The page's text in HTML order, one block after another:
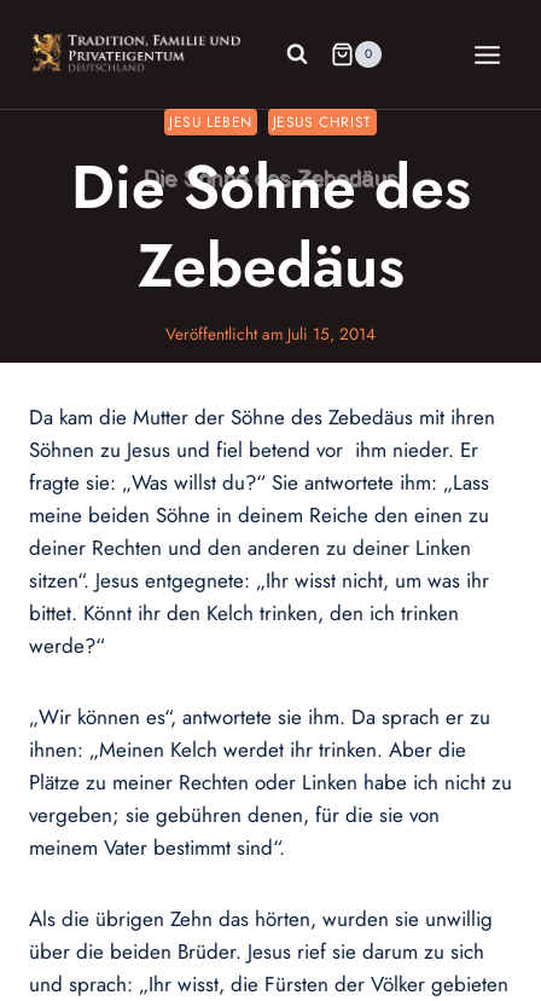
Inhalt
springen
0
JESU LEBEN JESUS CHRIST
Die Söhne des
Zebedäus
Veröffentlicht am Juli 15, 2014
Da kam die Mutter der Söhne des Zebedäus mit ihren
Söhnen zu Jesus und fiel betend vor ihm nieder. Er
fragte sie: „Was willst du?“ Sie antwortete ihm: „Lass
meine beiden Söhne in deinem Reiche den einen zu
deiner Rechten und den anderen zu deiner Linken
sitzen“. Jesus entgegnete: „Ihr wisst nicht, um was ihr
bittet. Könnt ihr den Kelch trinken, den ich trinken
werde?“
„Wir können es“, antwortete sie ihm. Da sprach er zu
ihnen: „Meinen Kelch werdet ihr trinken. Aber die
Plätze zu meiner Rechten oder Linken habe ich nicht zu
vergeben; sie gebühren denen, für die sie von
meinem Vater bestimmt sind“.
Als die übrigen Zehn das hörten, wurden sie unwillig
über die beiden Brüder. Jesus rief sie darum zu sich
und sprach: „Ihr wisst, die Fürsten der Völker gebieten